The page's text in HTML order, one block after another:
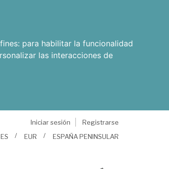
para habilitar la funcionalidad
las interacciones de
Iniciar sesión
Registrarse
ES
EUR ESPAÑA PENINSULAR